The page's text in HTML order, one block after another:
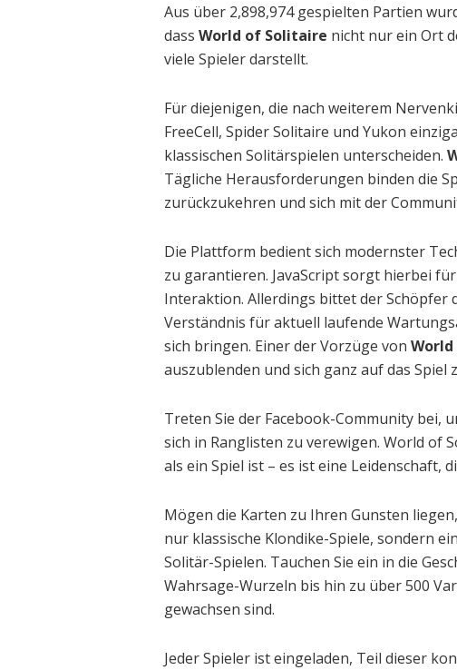
Aus über 2,898,974 gespielten Partien
dass World of Solitaire nicht nur ein Ort
viele Spieler darstellt.
Für diejenigen, die nach weiterem
FreeCell, Spider Solitaire und Yukon
klassischen Solitärspielen unterscheiden.
Tägliche Herausforderungen binden die
zurückzukehren und sich mit der
Die Plattform bedient sich modernster
zu garantieren. JavaScript sorgt hierbei
Interaktion. Allerdings bittet der Schöpfer
Verständnis für aktuell laufende
sich bringen. Einer der Vorzüge von
auszublenden und sich ganz auf das Spiel
Treten Sie der Facebook-Community bei,
sich in Ranglisten zu verewigen. World of
als ein Spiel ist – es ist eine Leidenschaft,
Mögen die Karten zu Ihren Gunsten
nur klassische Klondike-Spiele, sondern
Solitär-Spielen. Tauchen Sie ein in die
Wahrsage-Wurzeln bis hin zu über 500
gewachsen sind.
Jeder Spieler ist eingeladen, Teil dieser